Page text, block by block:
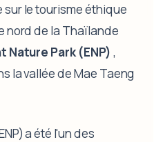
le tourisme éthique
nord de la Thaïlande
Nature Park (ENP) ,
la vallée de Mae Taeng
a été l'un des